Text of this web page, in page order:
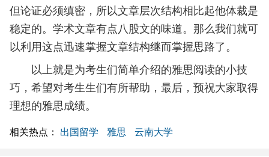
但论证必须缜密，所以文章层次结构相比起他体裁是
稳定的。学术文章有点八股文的味道。那么我们就可
以利用这点迅速掌握文章结构继而掌握思路了。
以上就是为考生们简单介绍的雅思阅读的小技
巧，希望对考生生们有所帮助，最后，预祝大家取得
理想的雅思成绩。
相关热点： 出国留学 雅思 云南大学